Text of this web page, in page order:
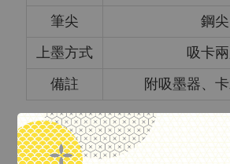
筆尖
鋼尖
上墨方式
吸卡
備註
附吸墨器、